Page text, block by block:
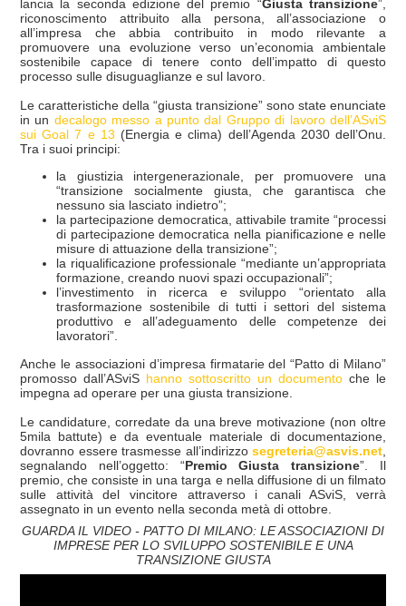
lancia la seconda edizione del premio “Giusta transizione”,
riconoscimento attribuito alla persona, all’associazione o
all’impresa che abbia contribuito in modo rilevante a
promuovere una evoluzione verso un’economia ambientale
sostenibile capace di tenere conto dell’impatto di questo
processo sulle disuguaglianze e sul lavoro.
Le caratteristiche della “giusta transizione” sono state enunciate
in un decalogo messo a punto dal Gruppo di lavoro dell’ASviS
sui Goal 7 e 13 (Energia e clima) dell’Agenda 2030 dell’Onu.
Tra i suoi principi:
la giustizia intergenerazionale, per promuovere una
“transizione socialmente giusta, che garantisca che
nessuno sia lasciato indietro”;
la partecipazione democratica, attivabile tramite “processi
di partecipazione democratica nella pianificazione e nelle
misure di attuazione della transizione”;
la riqualificazione professionale “mediante un’appropriata
formazione, creando nuovi spazi occupazionali”;
l’investimento in ricerca e sviluppo “orientato alla
trasformazione sostenibile di tutti i settori del sistema
produttivo e all’adeguamento delle competenze dei
lavoratori”.
Anche le associazioni d’impresa firmatarie del “Patto di Milano”
promosso dall’ASviS hanno sottoscritto un documento che le
impegna ad operare per una giusta transizione.
Le candidature, corredate da una breve motivazione (non oltre
5mila battute) e da eventuale materiale di documentazione,
dovranno essere trasmesse all’indirizzo segreteria@asvis.net
segnalando nell’oggetto: “Premio Giusta transizione”. Il
premio, che consiste in una targa e nella diffusione di un filmato
sulle attività del vincitore attraverso i canali ASviS, verrà
assegnato in un evento nella seconda metà di ottobre.
GUARDA IL VIDEO - PATTO DI MILANO: LE ASSOCIAZIONI DI
IMPRESE PER LO SVILUPPO SOSTENIBILE E UNA
TRANSIZIONE GIUSTA